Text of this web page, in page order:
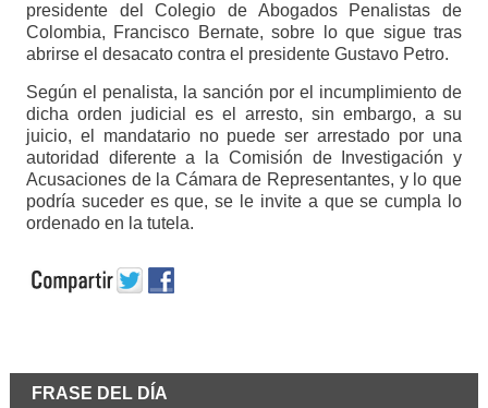
presidente del Colegio de Abogados Penalistas de
Colombia, Francisco Bernate, sobre lo que sigue tras
abrirse el desacato contra el presidente Gustavo Petro.
Según el penalista, la sanción por el incumplimiento de
dicha orden judicial es el arresto, sin embargo, a su
juicio, el mandatario no puede ser arrestado por una
autoridad diferente a la Comisión de Investigación y
Acusaciones de la Cámara de Representantes, y lo que
podría suceder es que, se le invite a que se cumpla lo
ordenado en la tutela.
FRASE DEL DÍA